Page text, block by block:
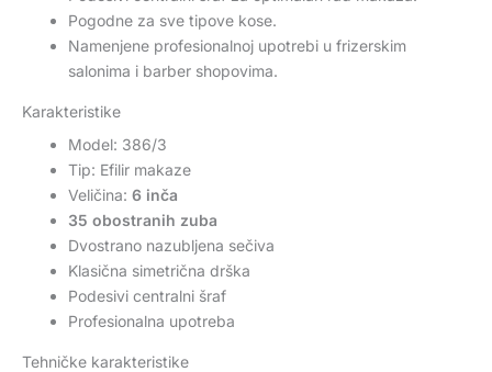
Pogodne za sve tipove kose.
Namenjene profesionalnoj upotrebi u frizerskim
salonima i barber shopovima.
Karakteristike
Model: 386/3
Tip: Efilir makaze
Veličina: 6 inča
35 obostranih zuba
Dvostrano nazubljena sečiva
Klasična simetrična drška
Podesivi centralni šraf
Profesionalna upotreba
Tehničke karakteristike